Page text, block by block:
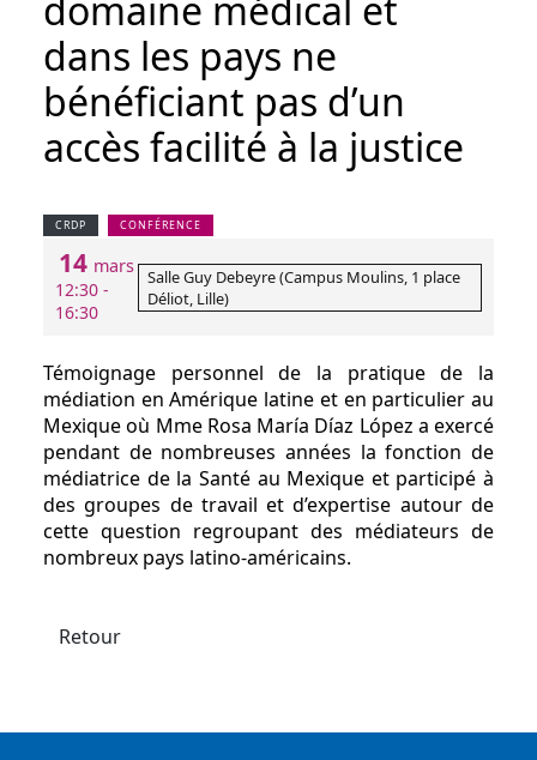
domaine médical et
dans les pays ne
bénéficiant pas d’un
accès facilité à la justice
CRDP CONFÉRENCE
14 mars
12:30 -
16:30
Salle Guy Debeyre (Campus Moulins, 1 place
Déliot, Lille)
Témoignage personnel de la pratique de la
médiation en Amérique latine et en particulier au
Mexique où Mme Rosa María Díaz López a exercé
pendant de nombreuses années la fonction de
médiatrice de la Santé au Mexique et participé à
des groupes de travail et d’expertise autour de
cette question regroupant des médiateurs de
nombreux pays latino-américains.
Retour